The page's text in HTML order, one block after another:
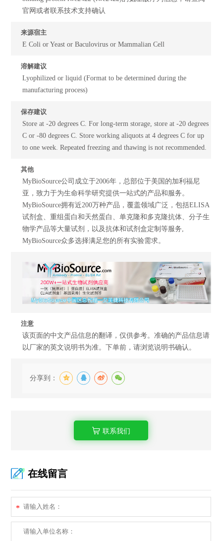
官网或者联系技术支持确认
来源宿主
E Coli or Yeast or Baculovirus or Mammalian Cell
溶解建议
Lyophilized or liquid (Format to be determined during the
manufacturing process)
保存建议
Store at -20 degrees C. For long-term storage, store at -20 degrees
C or -80 degrees C. Store working aliquots at 4 degrees C for up
to one week. Repeated freezing and thawing is not recommended.
其他
MyBioSource公司成立于2006年，总部位于美国的加利福尼
亚，致力于为生命科学研究提供一站式的产品和服务。
MyBioSource拥有近200万种产品，覆盖领域广泛，包括ELISA
试剂盒、重组蛋白和天然蛋白、单克隆和多克隆抗体、分子生
物学产品等大量试剂，以及抗体和试剂盒定制等服务,
MyBioSource众多选择满足您的所有实验需求。
注意
该页面的中文产品信息的翻译，仅供参考。准确的产品信息请
以厂家的英文说明书为准。下单前，请浏览说明书确认。
分享到：
联系我们
在线留言
*